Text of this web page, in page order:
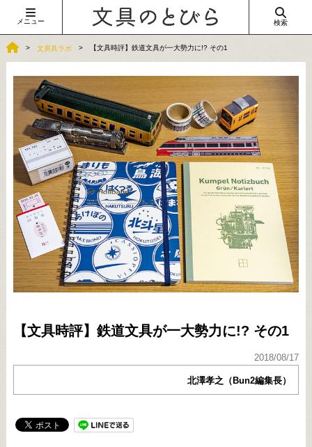
メニュー 検索
文房具ラボ 【文具時評】鉄道文具が一大勢力に!? その1
【文具時評】鉄道文具が一大勢力に!? その1
2018/08/17
北澤孝之（Bun2編集長）